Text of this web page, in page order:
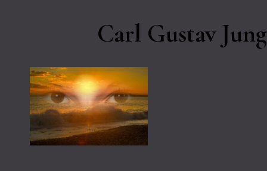
Carl Gustav Jung